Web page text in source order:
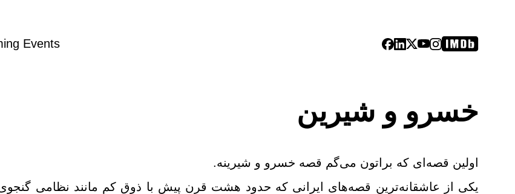
Events
خسرو و شیرین
اولین قصه‌ای که براتون می‌گم قصه خسرو و شیرینه.
یکی از عاشقانه‌ترین قصه‌های ایرانی که حدود هشت قرن پیش با ذوق کم مانند نظامی